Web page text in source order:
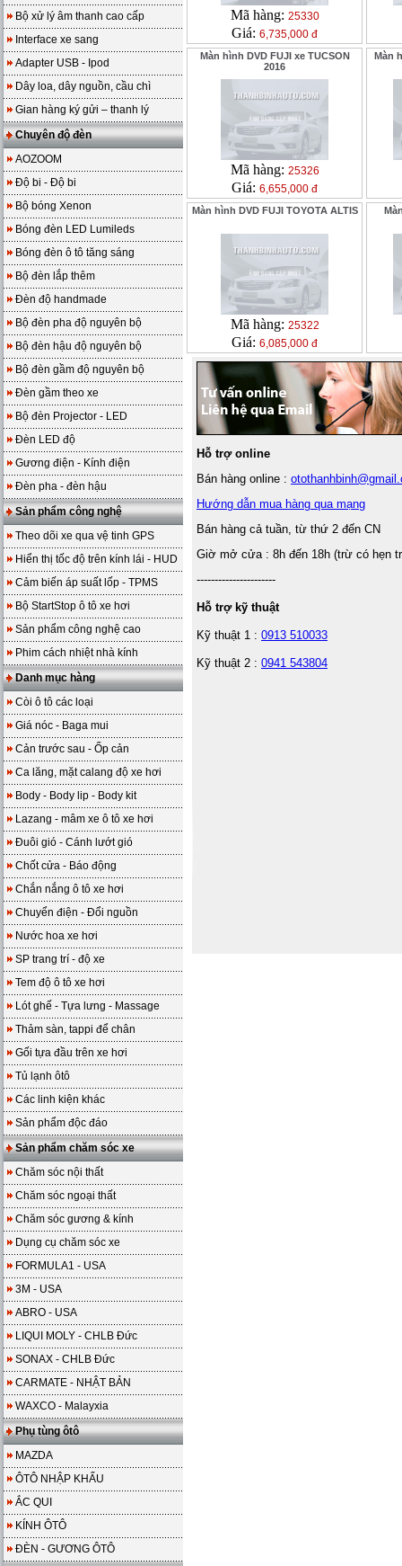
Bộ xử lý âm thanh cao cấp
Interface xe sang
Adapter USB - Ipod
Dây loa, dây nguồn, cầu chì
Gian hàng ký gửi – thanh lý
Chuyên độ đèn
AOZOOM
Độ bi - Độ bi
Bộ bóng Xenon
Bóng đèn LED Lumileds
Bóng đèn ô tô tăng sáng
Bộ đèn lắp thêm
Đèn độ handmade
Bộ đèn pha độ nguyên bộ
Bộ đèn hậu độ nguyên bộ
Bộ đèn gầm độ nguyên bộ
Đèn gầm theo xe
Bộ đèn Projector - LED
Đèn LED độ
Gương điện - Kính điện
Đèn pha - đèn hậu
Sản phẩm công nghệ
Theo dõi xe qua vệ tinh GPS
Hiển thị tốc độ trên kính lái - HUD
Cảm biến áp suất lốp - TPMS
Bộ StartStop ô tô xe hơi
Sản phẩm công nghệ cao
Phim cách nhiệt nhà kính
Danh mục hàng
Còi ô tô các loại
Giá nóc - Baga mui
Cản trước sau - Ốp cản
Ca lăng, mặt calang độ xe hơi
Body - Body lip - Body kit
Lazang - mâm xe ô tô xe hơi
Đuôi gió - Cánh lướt gió
Chốt cửa - Báo động
Chắn nắng ô tô xe hơi
Chuyển điện - Đổi nguồn
Nước hoa xe hơi
SP trang trí - độ xe
Tem độ ô tô xe hơi
Lót ghế - Tựa lưng - Massage
Thảm sàn, tappi để chân
Gối tựa đầu trên xe hơi
Tủ lạnh ôtô
Các linh kiện khác
Sản phẩm độc đáo
Sản phẩm chăm sóc xe
Chăm sóc nội thất
Chăm sóc ngoại thất
Chăm sóc gương & kính
Dụng cụ chăm sóc xe
FORMULA1 - USA
3M - USA
ABRO - USA
LIQUI MOLY - CHLB Đức
SONAX - CHLB Đức
CARMATE - NHẬT BẢN
WAXCO - Malayxia
Phụ tùng ôtô
MAZDA
ÔTÔ NHẬP KHẨU
ẮC QUI
KÍNH ÔTÔ
ĐÈN - GƯƠNG ÔTÔ
Mã hàng: 25330
Giá: 6,735,000 đ
Màn hình DVD FUJI xe TUCSON
2016
Mã hàng: 25326
Giá: 6,655,000 đ
Màn
Màn hình DVD FUJI TOYOTA ALTIS
Mã hàng: 25322
Giá: 6,085,000 đ
Hỗ trợ online
Bán hàng online :
Hướng dẫn mua hàng qua mạng
Bán hàng cả tuần, từ thứ 2 đến CN
Giờ mở cửa : 8h đến 18h (trừ có hẹn
----------------------
Hỗ trợ kỹ thuật
Kỹ thuật 1 : 0913 510033
Kỹ thuật 2 : 0941 543804